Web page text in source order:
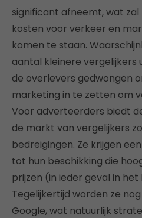
significant afneemt, wat
kosten voor verkeer en
komen te staan.
aantal kleinere vergelijkers
de overlevers gedwongen
marketing in te zetten om
Voor adverteerders biedt
de markt van vergelijkers
bedreigingen. Ze krijgen
tot hun beschikking die
prijzen (in ieder geval in
Tegelijkertijd worden ze
Google, wat natuurlijk